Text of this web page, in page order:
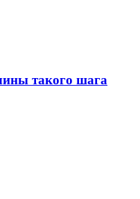
такого шага